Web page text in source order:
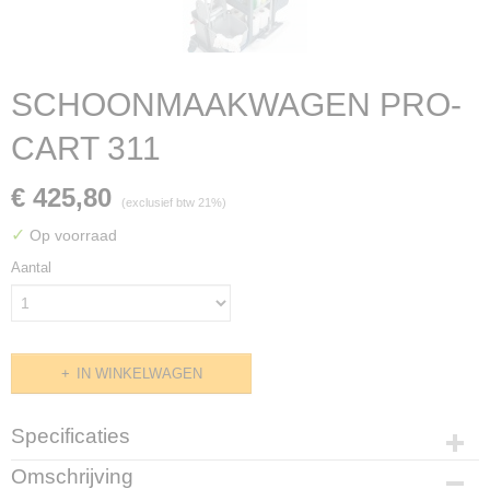
SCHOONMAAKWAGEN PRO-
CART 311
€ 425,80 (exclusief btw 21%)
✓ Op voorraad
Aantal
IN WINKELWAGEN
Specificaties
Productcode
Omschrijving